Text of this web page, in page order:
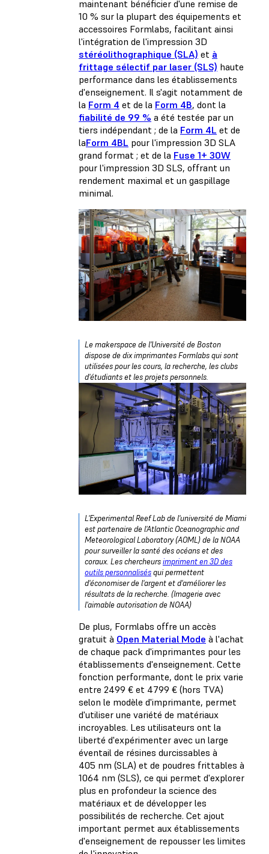
maintenant bénéficier d'une remise de
10 % sur la plupart des équipements et
accessoires Formlabs, facilitant ainsi
l'intégration de l'impression 3D
stéréolithographique (SLA) et à
frittage sélectif par laser (SLS) haute
performance dans les établissements
d'enseignement. Il s'agit notamment de
la Form 4 et de la Form 4B, dont la
fiabilité de 99 % a été testée par un
tiers indépendant ; de la Form 4L et de
laForm 4BL pour l'impression 3D SLA
grand format ; et de la Fuse 1+ 30W
pour l'impression 3D SLS, offrant un
rendement maximal et un gaspillage
minimal.
Le makerspace de l'Université de Boston
dispose de dix imprimantes Formlabs qui sont
utilisées pour les cours, la recherche, les clubs
d'étudiants et les projets personnels.
L'Experimental Reef Lab de l'université de Miami
est partenaire de l'Atlantic Oceanographic and
Meteorological Laboratory (AOML) de la NOAA
pour surveiller la santé des océans et des
coraux. Les chercheursimpriment en 3D des
outils personnalisésqui permettent
d'économiser de l'argent et d'améliorer les
résultats de la recherche. (Imagerie avec
l'aimable autorisation de NOAA)
De plus, Formlabs offre un accès
gratuit à Open Material Mode à l'achat
de chaque pack d'imprimantes pour les
établissements d'enseignement. Cette
fonction performante, dont le prix varie
entre 2499 € et 4799 € (hors TVA)
selon le modèle d'imprimante, permet
d'utiliser une variété de matériaux
incroyables. Les utilisateurs ont la
liberté d'expérimenter avec un large
éventail de résines durcissables à
405 nm (SLA) et de poudres frittables à
1064 nm (SLS), ce qui permet d'explorer
plus en profondeur la science des
matériaux et de développer les
possibilités de recherche. Cet ajout
important permet aux établissements
d'enseignement de repousser les limites